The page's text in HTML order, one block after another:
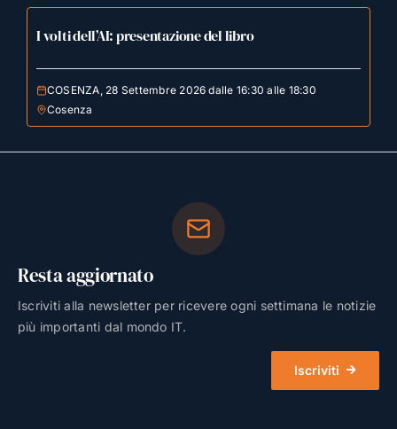
I volti dell’AI: presentazione del libro
COSENZA, 28 Settembre 2026 dalle 16:30 alle 18:30
Cosenza
Resta aggiornato
Iscriviti alla newsletter per ricevere ogni settimana le notizie
più importanti dal mondo IT.
Iscriviti